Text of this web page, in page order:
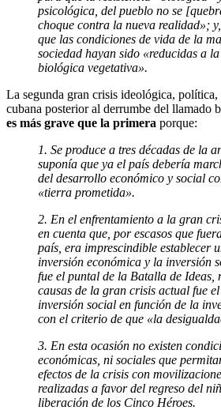
psicológica, del pueblo no se
choque contra la nueva realidad»;
que las condiciones de vida de la
sociedad hayan sido «reducidas a
biológica vegetativa».
La segunda gran crisis ideológica,
cubana posterior al derrumbe del llamado
es más grave que la primera porque:
1. Se produce a tres décadas de la
suponía que ya el país debería
del desarrollo eco­nómico y social
«tierra prometida».
2. En el enfrentamiento a la gran
en cuenta que, por escasos que
país, era imprescindible establecer
inversión eco­nómica y la inversión
fue el puntal de la Batalla de Ideas,
causas de la gran crisis actual fue
inversión social en función de la
con el criterio de que «la
3. En esta ocasión no existen
económi­cas, ni sociales que
efectos de la cri­sis con
realizadas a favor del regreso del
liberación de los Cinco Héroes.